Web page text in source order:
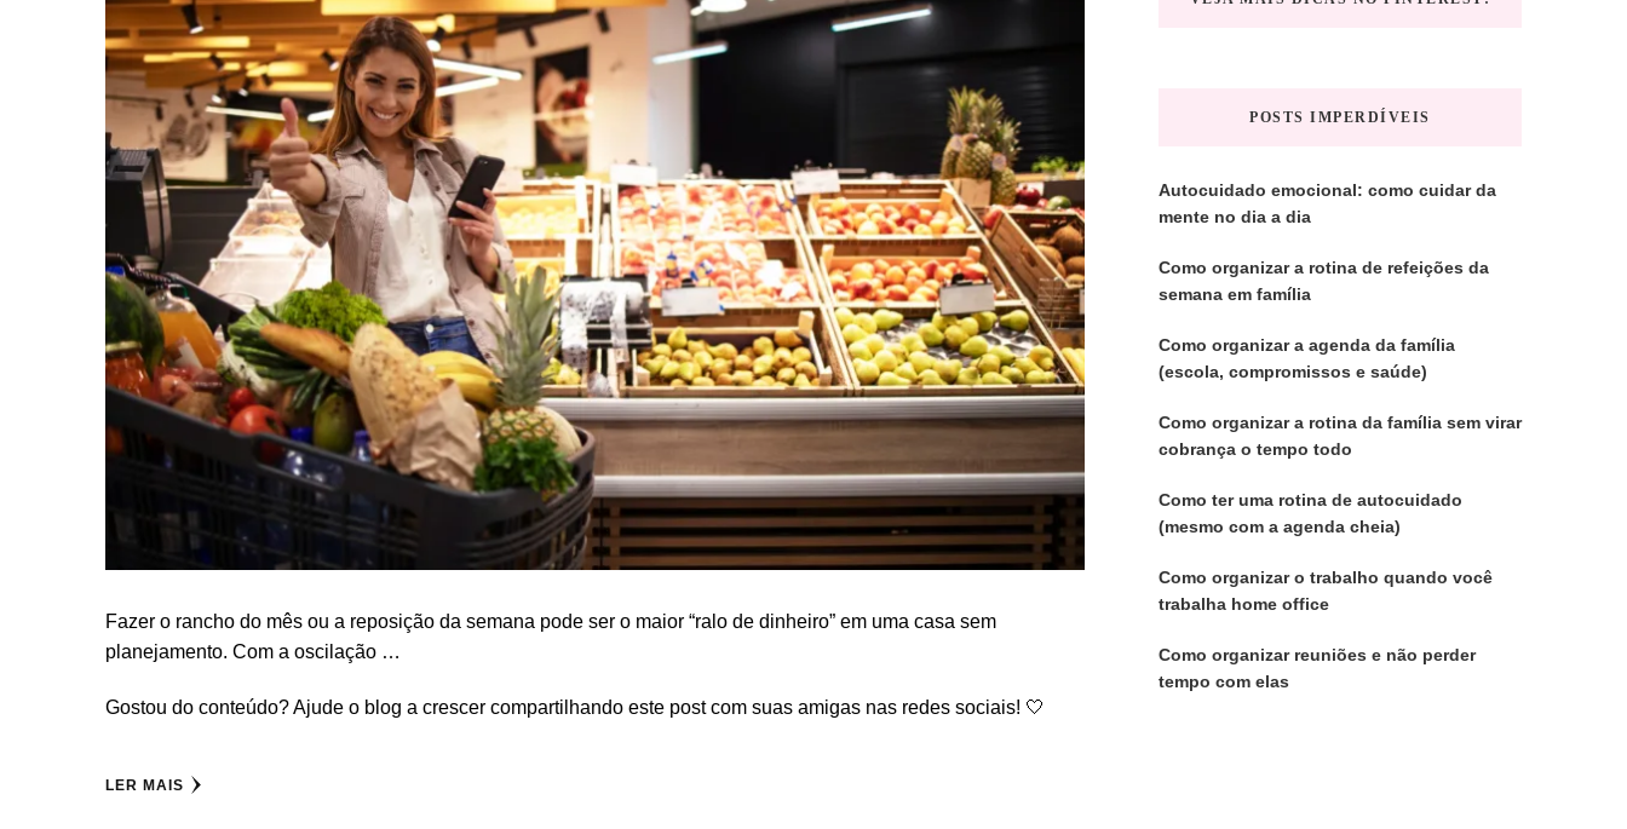
Fazer o rancho do mês ou a reposição da semana pode ser o maior “ralo de dinheiro” em uma casa sem
planejamento. Com a oscilação …
Gostou do conteúdo? Ajude o blog a crescer compartilhando este post com suas amigas nas redes sociais! 🤍
LER MAIS
POSTS IMPERDÍVEIS
Autocuidado emocional: como cuidar da
mente no dia a dia
Como organizar a rotina de refeições da
semana em família
Como organizar a agenda da família
(escola, compromissos e saúde)
Como organizar a rotina da família sem virar
cobrança o tempo todo
Como ter uma rotina de autocuidado
(mesmo com a agenda cheia)
Como organizar o trabalho quando você
trabalha home office
Como organizar reuniões e não perder
tempo com elas